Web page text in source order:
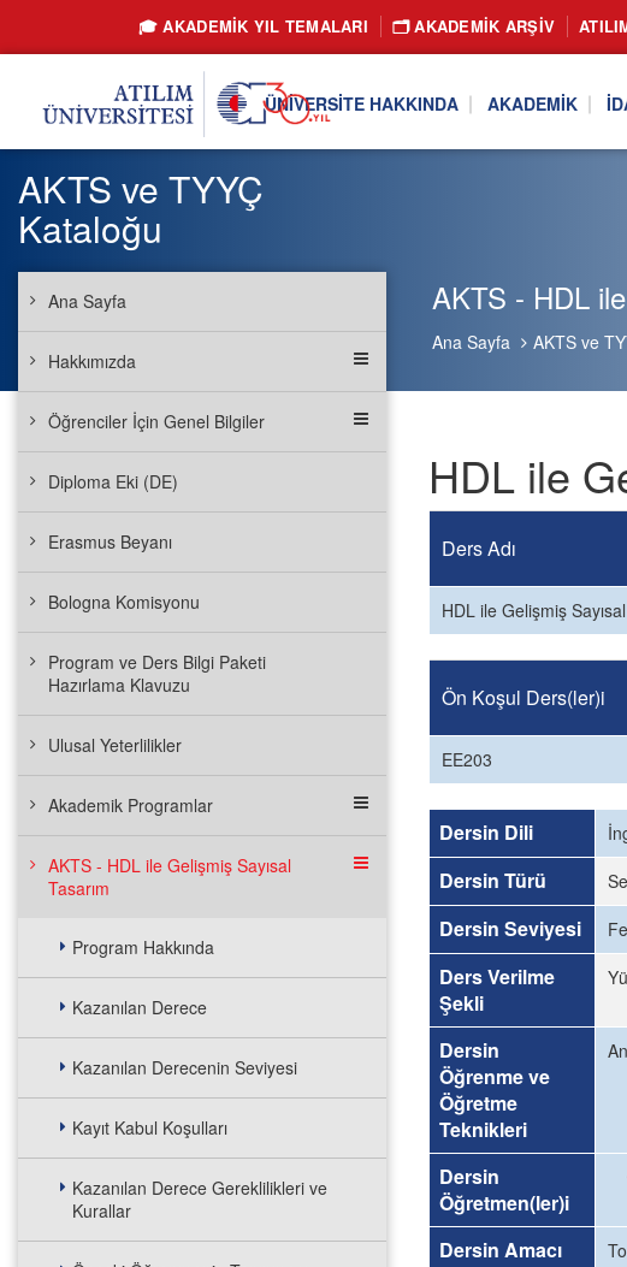
🎓 AKADEMİK YIL TEMALARI 🗂️ AKADEMIK ARŞIV
ÜNIVERSITE HAKKINDA AKADEMIK
AKTS - HDL
Ana Sayfa AKTS ve
AKTS ve TYYÇ
Kataloğu
Ana Sayfa
Hakkımızda
Öğrenciler İçin Genel Bilgiler
Diploma Eki (DE)
Erasmus Beyanı
Bologna Komisyonu
Program ve Ders Bilgi Paketi
Hazırlama Klavuzu
Ulusal Yeterlilikler
Akademik Programlar
AKTS - HDL ile Gelişmiş Sayısal
Tasarım
Program Hakkında
Kazanılan Derece
Kazanılan Derecenin Seviyesi
Kayıt Kabul Koşulları
Kazanılan Derece Gereklilikleri ve
Kurallar
HDL ile
Ders Adı
HDL ile Gelişmiş
Ön Koşul Ders(ler)i
EE203
Dersin Dili
Dersin Türü
Dersin Seviyesi
Ders Verilme
Şekli
Dersin
Öğrenme ve
Öğretme
Teknikleri
Dersin
Öğretmen(ler)i
Dersin Amacı